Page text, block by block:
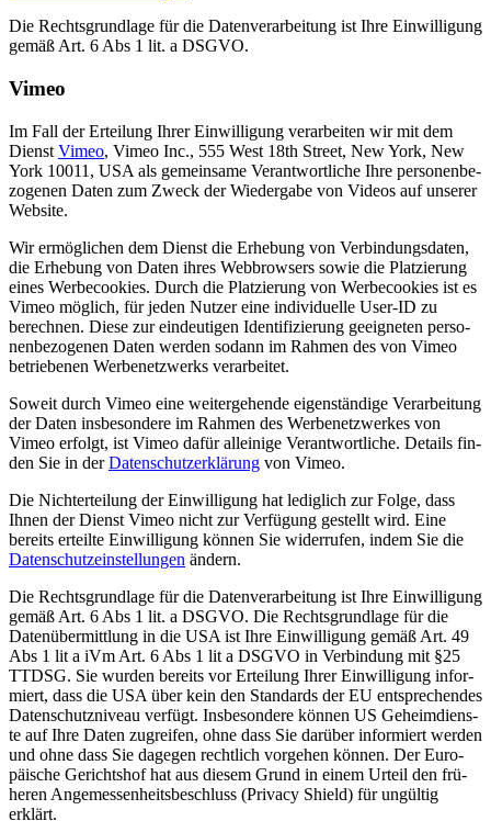
Die Rechts­grund­la­ge für die Daten­ver­ar­bei­tung ist Ihre Ein­wil­li­gung
gemäß Art. 6 Abs 1 lit. a DSGVO.
Vimeo
Im Fall der Ertei­lung Ihrer Ein­wil­li­gung ver­ar­bei­ten wir mit dem
Dienst Vimeo, Vimeo Inc., 555 West 18th Street, New York, New
York 10011, USA als gemein­sa­me Ver­ant­wort­li­che Ihre per­so­nen­be­
zo­ge­nen Daten zum Zweck der Wie­der­ga­be von Vide­os auf unse­rer
Website.
Wir ermög­li­chen dem Dienst die Erhe­bung von Ver­bin­dungs­da­ten,
die Erhe­bung von Daten ihres Web­brow­sers sowie die Plat­zie­rung
eines Wer­be­coo­kies. Durch die Plat­zie­rung von Wer­be­coo­kies ist es
Vimeo mög­lich, für jeden Nut­zer eine indi­vi­du­el­le User-ID zu
berech­nen. Die­se zur ein­deu­ti­gen Iden­ti­fi­zie­rung geeig­ne­ten per­so­
nen­be­zo­ge­nen Daten wer­den sodann im Rah­men des von Vimeo
betrie­be­nen Wer­be­netz­werks verarbeitet.
Soweit durch Vimeo eine wei­ter­ge­hen­de eigen­stän­di­ge Ver­ar­bei­tung
der Daten ins­be­son­de­re im Rah­men des Wer­be­netz­wer­kes von
Vimeo erfolgt, ist Vimeo dafür allei­ni­ge Ver­ant­wort­li­che. Details fin­
den Sie in derDaten­schutz­er­klä­rung von Vimeo.
Die Nicht­er­tei­lung der Ein­wil­li­gung hat ledig­lich zur Fol­ge, dass
Ihnen der Dienst Vimeo nicht zur Ver­fü­gung gestellt wird. Eine
bereits erteil­te Ein­wil­li­gung kön­nen Sie wider­ru­fen, indem Sie die
Daten­schutz­ein­stel­lun­gen ändern.
Die Rechts­grund­la­ge für die Daten­ver­ar­bei­tung ist Ihre Ein­wil­li­gung
gemäß Art. 6 Abs 1 lit. a DSGVO. Die Rechts­grund­la­ge für die
Daten­über­mitt­lung in die USA ist Ihre Ein­wil­li­gung gemäß Art. 49
Abs 1 lit a iVm Art. 6 Abs 1 lit a DSGVO in Ver­bin­dung mit §25
TTDSG. Sie wur­den bereits vor Ertei­lung Ihrer Ein­wil­li­gung infor­
miert, dass die USA über kein den Stan­dards der EU ent­spre­chen­des
Daten­schutz­ni­veau ver­fügt. Ins­be­son­de­re kön­nen US Geheim­diens­
te auf Ihre Daten zugrei­fen, ohne dass Sie dar­über infor­miert wer­den
und ohne dass Sie dage­gen recht­lich vor­ge­hen kön­nen. Der Euro­
päi­sche Gerichts­hof hat aus die­sem Grund in einem Urteil den frü­
he­ren Ange­mes­sen­heits­be­schluss (Pri­va­cy Shield) für ungül­tig
erklärt.